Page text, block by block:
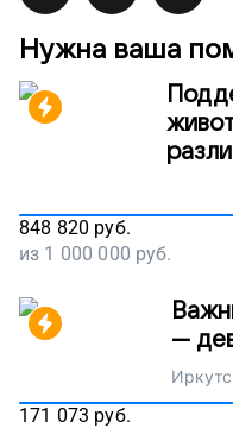
Нужна ваша
848 820 руб.
из 1 000 000 руб.
—
171 073 руб.